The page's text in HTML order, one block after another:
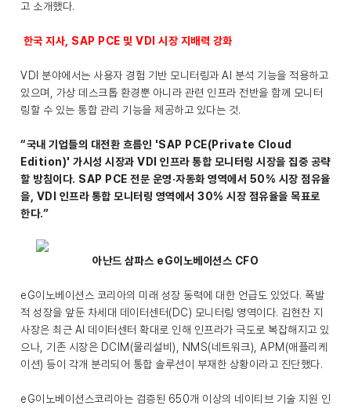
고 소개했다.
한국 지사, SAP PCE 및 VDI 시장 지배력 강화
VDI 분야에서는 사용자 경험 기반 모니터링과 AI 분석 기능을 적용하고
있으며, 가상 데스크톱 환경뿐 아니라 관련 인프라 전반을 함께 모니터
링할 수 있는 통합 관리 기능을 제공하고 있다는 것.
“국내 기업들의 대전환 흐름인 'SAP PCE(Private Cloud
Edition)' 가시성 시장과 VDI 인프라 통합 모니터링 시장을 집중 공략
할 방침이다. SAP PCE 전문 운영·자동화 영역에서 50% 시장 점유율
을, VDI 인프라 통합 모니터링 영역에서 30% 시장 점유율을 목표로
한다.”
아난드 삼파스 eG이노베이션스 CFO
eG이노베이션스 코리아의 미래 성장 동력에 대한 언급도 있었다. 폭발
적 성장을 앞둔 차세대 데이터센터(DC) 모니터링 영역이다. 김현찬 지
사장은 최근 AI 데이터센터 확대로 인해 인프라가 극도로 복잡해지고 있
으나, 기존 시장은 DCIM(물리설비), NMS(네트워크), APM(애플리케
이션) 등이 각개 분리되어 통합 솔루션이 부재한 상황이라고 진단했다.
eG이노베이션스코리아는 검증된 650개 이상의 네이티브 기술 지원 인